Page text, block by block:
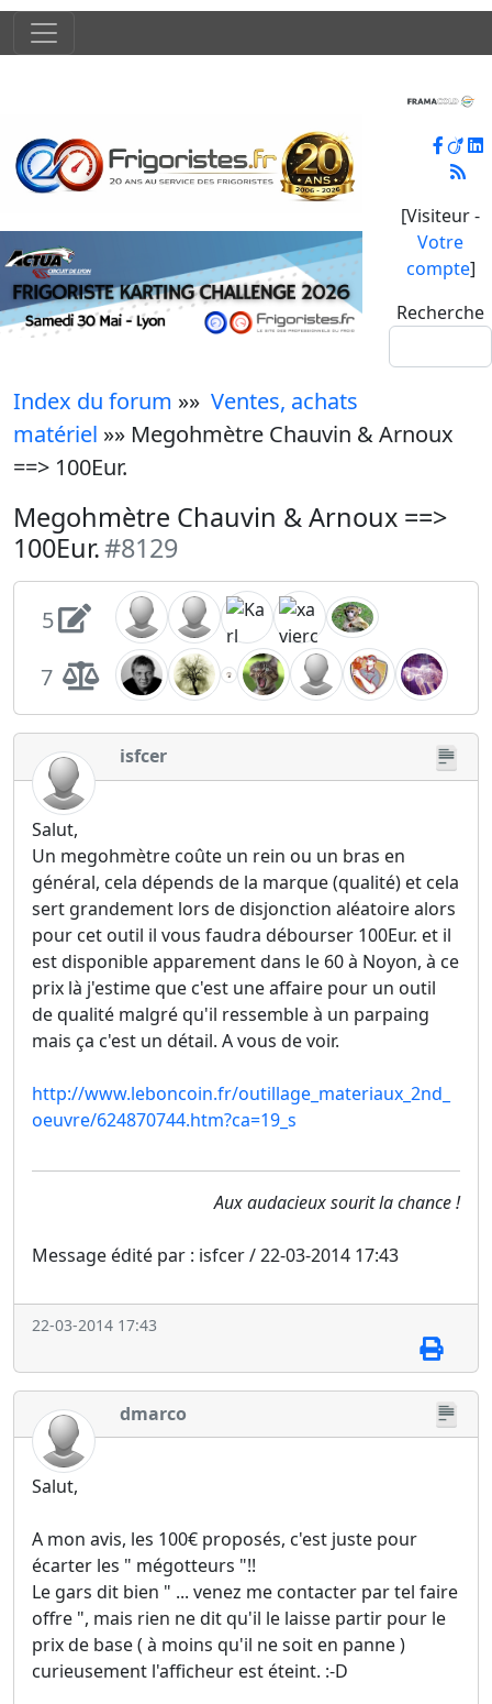
[Visiteur -
Votre
compte]
Recherche
Index du forum »» Ventes, achats
matériel »» Megohmètre Chauvin & Arnoux
==> 100Eur.
Megohmètre Chauvin & Arnoux ==>
100Eur.#8129
5
7
isfcer
Salut,
Un megohmètre coûte un rein ou un bras en
général, cela dépends de la marque (qualité) et cela
sert grandement lors de disjonction aléatoire alors
pour cet outil il vous faudra débourser 100Eur. et il
est disponible apparement dans le 60 à Noyon, à ce
prix là j'estime que c'est une affaire pour un outil
de qualité malgré qu'il ressemble à un parpaing
mais ça c'est un détail. A vous de voir.
http://www.leboncoin.fr/outillage_materiaux_2nd_
oeuvre/624870744.htm?ca=19_s
Aux audacieux sourit la chance !
Message édité par : isfcer / 22-03-2014 17:43
22-03-2014 17:43
dmarco
Salut,
A mon avis, les 100€ proposés, c'est juste pour
écarter les " mégotteurs "!!
Le gars dit bien " ... venez me contacter par tel faire
offre ", mais rien ne dit qu'il le laisse partir pour le
prix de base ( à moins qu'il ne soit en panne )
curieusement l'afficheur est éteint. :-D